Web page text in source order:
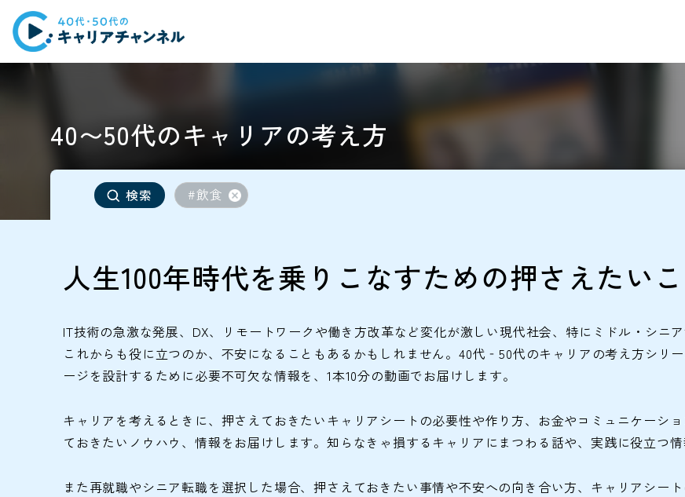
40〜50代のキャリアの考え方
検索 #飲食
人生100年時代を乗りこなすための押さえたい
IT技術の急激な発展、DX、リモートワークや働き方改革など変化が激しい現代社会、特にミドル・シニ
これからも役に立つのか、不安になることもあるかもしれません。40代‐50代のキャリアの考え方シリ
ージを設計するために必要不可欠な情報を、1本10分の動画でお届けします。
キャリアを考えるときに、押さえておきたいキャリアシートの必要性や作り方、お金やコミュニケーシ
ておきたいノウハウ、情報をお届けします。知らなきゃ損するキャリアにまつわる話や、実践に役立つ情
また再就職やシニア転職を選択した場合、押さえておきたい事情や不安への向き合い方、キャリアシー